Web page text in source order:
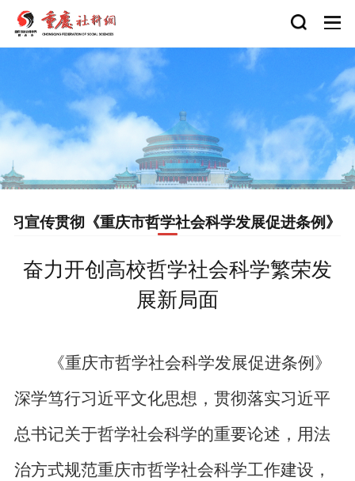
习宣传贯彻《重庆市哲学社会科学发展促进条例》
奋力开创高校哲学社会科学繁荣发
展新局面
《重庆市哲学社会科学发展促进条例》
深学笃行习近平文化思想，贯彻落实习近平
总书记关于哲学社会科学的重要论述，用法
治方式规范重庆市哲学社会科学工作建设，